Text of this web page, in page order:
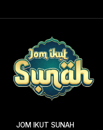
JOM IKUT SUNAH